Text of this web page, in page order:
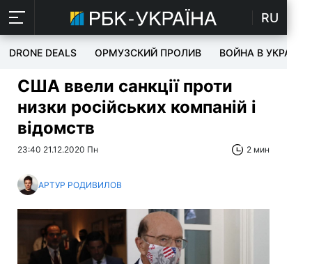
RU
DRONE DEALS ОРМУЗСКИЙ ПРОЛИВ ВОЙНА В УКРАИНЕ
США ввели санкції проти
низки російських компаній і
відомств
23:40 21.12.2020 Пн 2 мин
АРТУР РОДИВИЛОВ